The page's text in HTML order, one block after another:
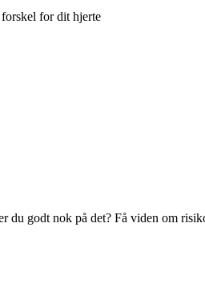
for dit hjerte
du godt nok på det? Få viden om